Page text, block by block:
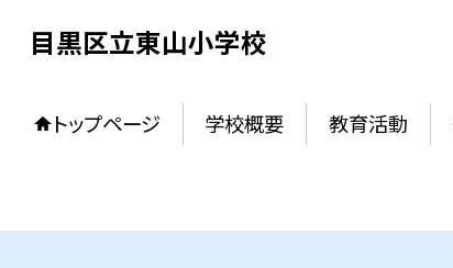
目黒区立東山小学校
トップページ 学校概要 教育活動